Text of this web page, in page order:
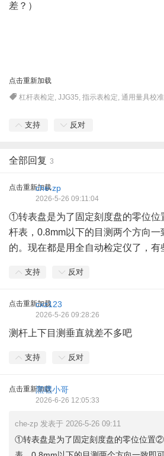
差？）
点击重新加载
杠杆表检定,JJG35,指示表检定,通用量具校准
支持 反对
全部回复 3
点击重新加载
che-zp
2026-5-26 09:11:04
①转表盘是为了固定刻度盘的零位
杆表，0.8mm以下的目测两个方向
的。现在都是用全自动检定仪了，有
支持 反对
点击重新加载
cxz123
2026-5-26 09:28:26
测杆上下目测垂直就差不多吧
支持 反对
点击重新加载黑嘿小哥
2026-6-26 12:05:33
che-zp 发表于 2026-5-26 09:11
①转表盘是为了固定刻度盘的零位位置